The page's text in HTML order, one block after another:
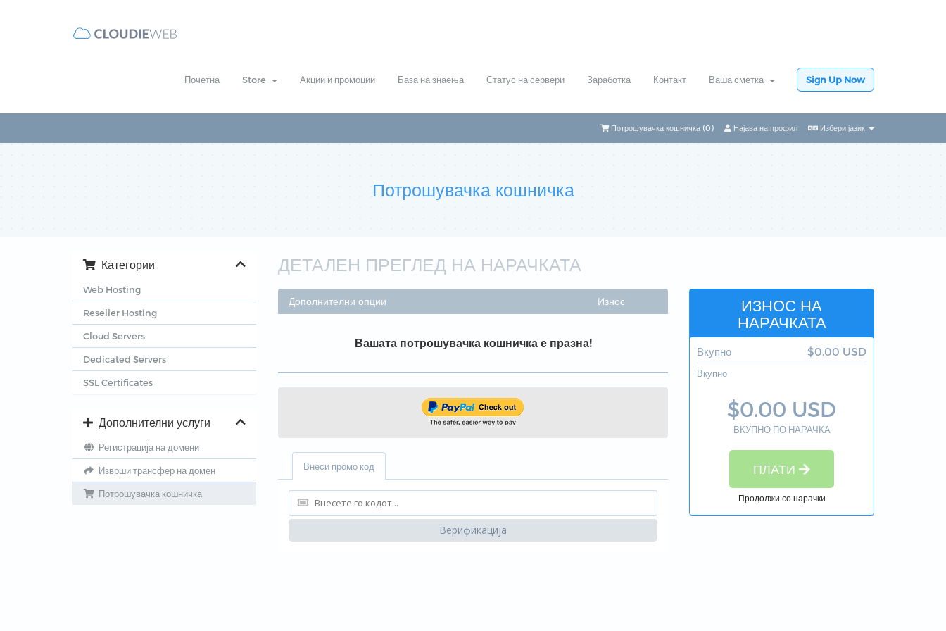
Почетна Store Акции и промоции База на знаења Статус на сервери Заработка Контакт Ваша сметка Sign Up Now
Избери јазик
Најава на профил
Потрошувачка кошничка (0)
Потрошувачка кошничка
ДЕТАЛЕН ПРЕГЛЕД НА НАРАЧКАТА
Категории
Web Hosting
Reseller Hosting
Cloud Servers
Dedicated Servers
SSL Certificates
Дополнителни услуги
Регистрација на домени
Изврши трансфер на домен
Потрошувачка кошничка
Дополнителни опции Износ
Вашата потрошувачка кошничка е празна!
Внеси промо код
Верификација
ИЗНОС НА
НАРАЧКАТА
Вкупно $0.00 USD
Вкупно
$0.00 USD
ВКУПНО ПО НАРАЧКА
ПЛАТИ
Продолжи со нарачки